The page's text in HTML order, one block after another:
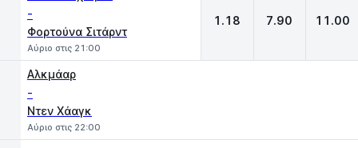
-
Φορτούνα Σιτάρντ
Αύριο στις 21:00
1.18 7.90 11.00
Αλκμάαρ
-
Ντεν Χάαγκ
Αύριο στις 22:00